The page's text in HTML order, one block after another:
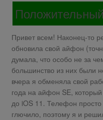
Привет всем! Наконец-то
обновила свой айфон
думала, что особо не за
большинство из них были
вчера я обменяла свой
года на айфон SE,
до iOS 11. Телефон
глючило, поэтому я и